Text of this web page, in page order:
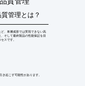
管理とは？
、単層成形では実現できない高
そして最終製品の性能保証を目
スです。
起こす可能性があります。